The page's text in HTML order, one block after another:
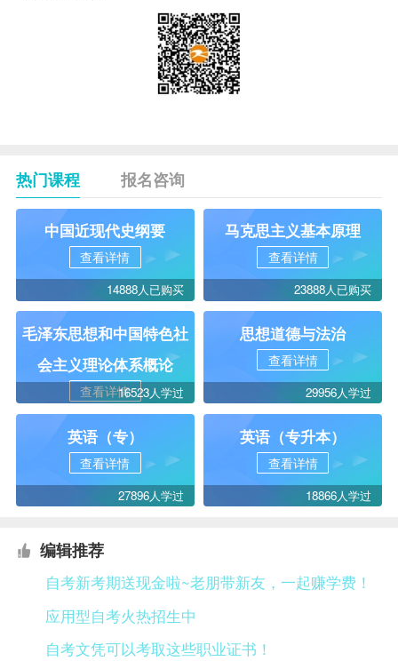
热门课程 报名咨询
中国近现代史纲要
查看详情
14888人已购买
马克思主义基本原理
查看详情
23888人已购买
毛泽东思想和中国特色社
会主义理论体系概论
查看详情16523人学过
思想道德与法治
查看详情
29956人学过
英语（专）
查看详情
27896人学过
英语（专升本）
查看详情
18866人学过
编辑推荐
自考新考期送现金啦~老朋带新友，一起赚学费！
应用型自考火热招生中
自考文凭可以考取这些职业证书！